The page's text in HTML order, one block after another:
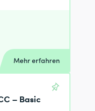
Mehr erfahren
– Basic